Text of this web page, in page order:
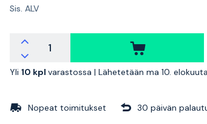
Sis. ALV
Yli 10 kpl varastossa | Lähetetään ma 10. elokuuta
Nopeat toimitukset 30 päivän